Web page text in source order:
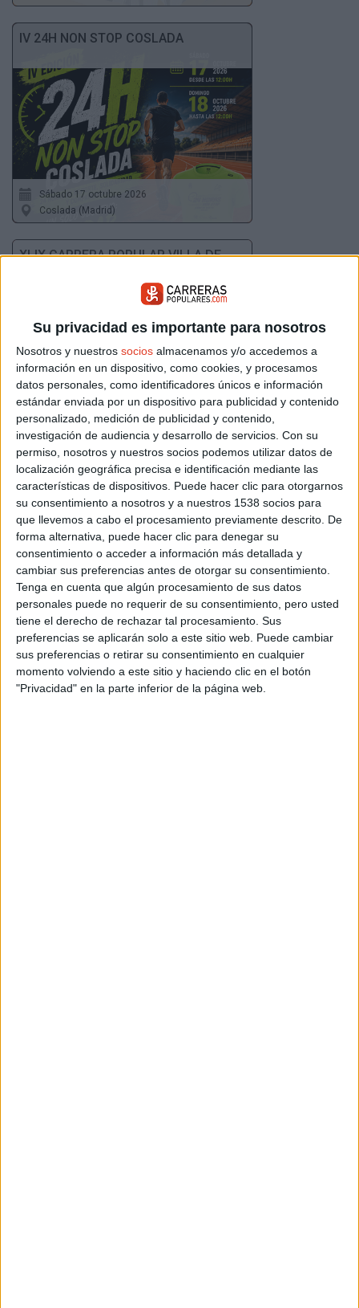
Su privacidad es importante para nosotros
Nosotros y nuestros socios almacenamos y/o accedemos a
información en un dispositivo, como cookies, y procesamos
datos personales, como identificadores únicos e información
estándar enviada por un dispositivo para publicidad y contenido
personalizado, medición de publicidad y contenido,
investigación de audiencia y desarrollo de servicios. Con su
permiso, nosotros y nuestros socios podemos utilizar datos de
localización geográfica precisa e identificación mediante las
características de dispositivos. Puede hacer clic para otorgarnos
su consentimiento a nosotros y a nuestros 1538 socios para
que llevemos a cabo el procesamiento previamente descrito. De
forma alternativa, puede hacer clic para denegar su
consentimiento o acceder a información más detallada y
cambiar sus preferencias antes de otorgar su consentimiento.
Tenga en cuenta que algún procesamiento de sus datos
personales puede no requerir de su consentimiento, pero usted
tiene el derecho de rechazar tal procesamiento. Sus
preferencias se aplicarán solo a este sitio web. Puede cambiar
sus preferencias o retirar su consentimiento en cualquier
momento volviendo a este sitio y haciendo clic en el botón
"Privacidad" en la parte inferior de la página web.
IV 24H NON STOP COSLADA
Sábado 17 octubre 2026
Coslada (Madrid)
XLIX CARRERA POPULAR VILLA DE...
Jueves 27 agosto 2026
Cerceda (Madrid)
AQUARUN COSLADA
Sábado 12 septiembre 2026
Coslada (Madrid)
XXVI CARRERA POPULAR...